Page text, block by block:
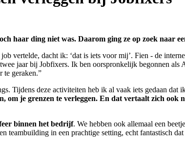
haar ding niet was. Daarom ging ze op zoek naar
vertelde, dacht ik: ‘dat is iets voor mij’. Fien - de
jaar bij Jobfixers. Ik ben oorspronkelijk begonnen
te geraken.”
Tijdens deze activiteiten heb ik al vaak iets gedaan
om je grenzen te verleggen. En dat vertaalt zich
binnen het bedrijf. We hebben ook allemaal een
teambuilding in een prachtige setting, echt fantastisch